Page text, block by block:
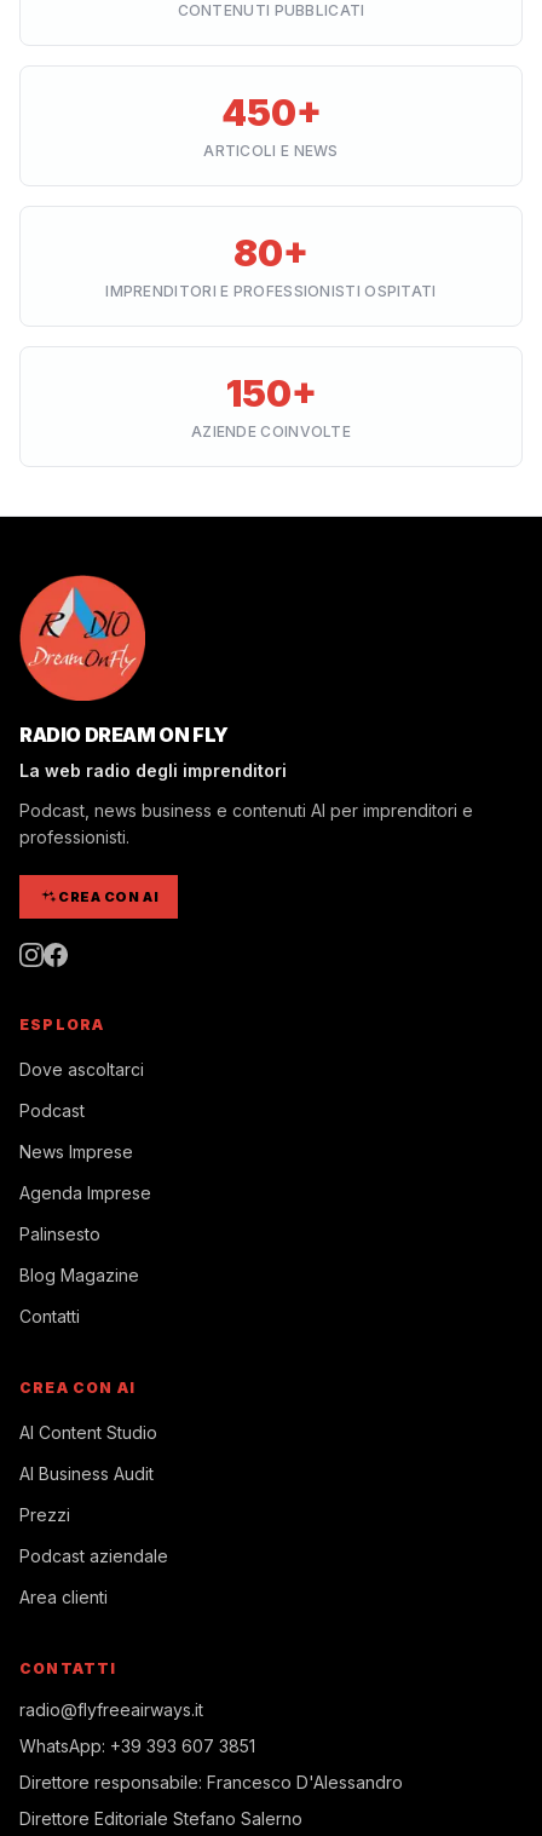
CONTENUTI PUBBLICATI
450+
ARTICOLI E NEWS
80+
IMPRENDITORI E PROFESSIONISTI OSPITATI
150+
AZIENDE COINVOLTE
RADIO DREAM ON FLY
La web radio degli imprenditori
Podcast, news business e contenuti AI per imprenditori e
professionisti.
CREA CON AI
ESPLORA
Dove ascoltarci
Podcast
News Imprese
Agenda Imprese
Palinsesto
Blog Magazine
Contatti
CREA CON AI
AI Content Studio
AI Business Audit
Prezzi
Podcast aziendale
Area clienti
CONTATTI
radio@flyfreeairways.it
WhatsApp: +39 393 607 3851
Direttore responsabile: Francesco D'Alessandro
Direttore Editoriale Stefano Salerno